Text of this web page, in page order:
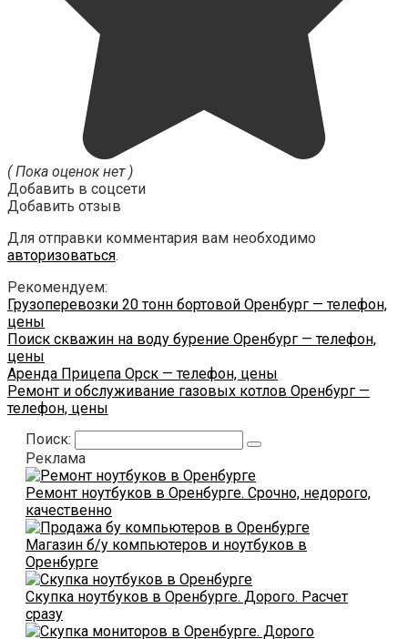
( Пока оценок нет )
Добавить в соцсети
Добавить отзыв
Для отправки комментария вам необходимо
авторизоваться.
Рекомендуем:
Грузоперевозки 20 тонн бортовой Оренбург — телефон,
цены
Поиск скважин на воду бурение Оренбург — телефон,
цены
Аренда Прицепа Орск — телефон, цены
Ремонт и обслуживание газовых котлов Оренбург —
телефон, цены
Поиск:
Реклама
Ремонт ноутбуков в Оренбурге. Срочно, недорого,
качественно
Магазин б/у компьютеров и ноутбуков в
Оренбурге
Скупка ноутбуков в Оренбурге. Дорого. Расчет
сразу